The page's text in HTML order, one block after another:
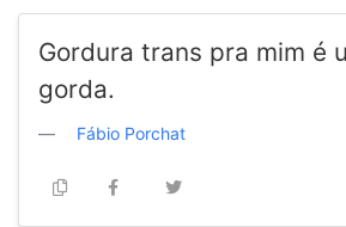
Gordura trans pra mim é
gorda.
Fábio Porchat